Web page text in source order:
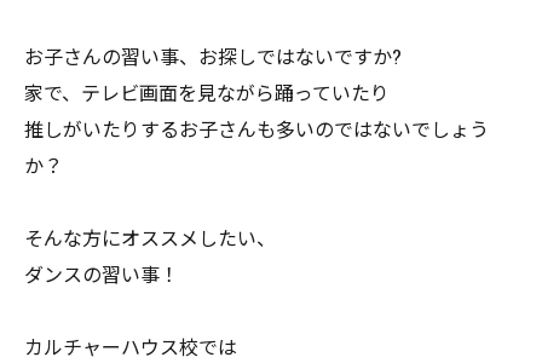
お子さんの習い事、お探しではないですか?
家で、テレビ画面を見ながら踊っていたり
推しがいたりするお子さんも多いのではないでしょう
か？
そんな方にオススメしたい、
ダンスの習い事！
カルチャーハウス校では